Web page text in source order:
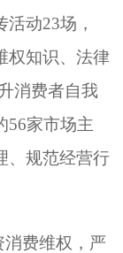
动23场，
权知识、法律
消费者自我
56家市场主
、规范经营行
费维权，严